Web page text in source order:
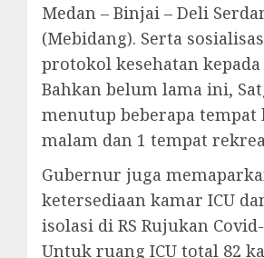
Medan – Binjai – Deli
(Mebidang). Serta
protokol kesehatan
Bahkan belum lama ini,
menutup beberapa
malam dan 1 tempat
Gubernur juga
ketersediaan kamar ICU
isolasi di RS Rujukan
Untuk ruang ICU total 82